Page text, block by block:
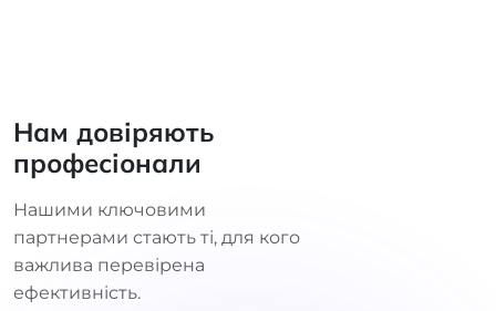
Нам довіряють
професіонали
Нашими ключовими
партнерами стають ті, для кого
важлива перевірена
ефективність.